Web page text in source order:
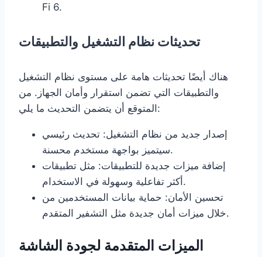
Fi 6.
تحديثات نظام التشغيل والتطبيقات
هناك أيضًا تحديثات هامة على مستوى نظام التشغيل
والتطبيقات التي تضمن استقرار وأمان الجهاز. من
المتوقع أن يتضمن التحديث ما يلي:
إصدار جديد من نظام التشغيل: تحديث رئيسي
سيتميز بواجهة مستخدم محسنة.
إضافة ميزات جديدة للتطبيقات: مثل تطبيقات
أكثر تفاعلية وسهولة في الاستخدام.
تحسين الأمان: حماية بيانات المستخدمين من
خلال ميزات أمان جديدة مثل التشفير المتقدم.
الميزات المتقدمة لجودة الشاشة